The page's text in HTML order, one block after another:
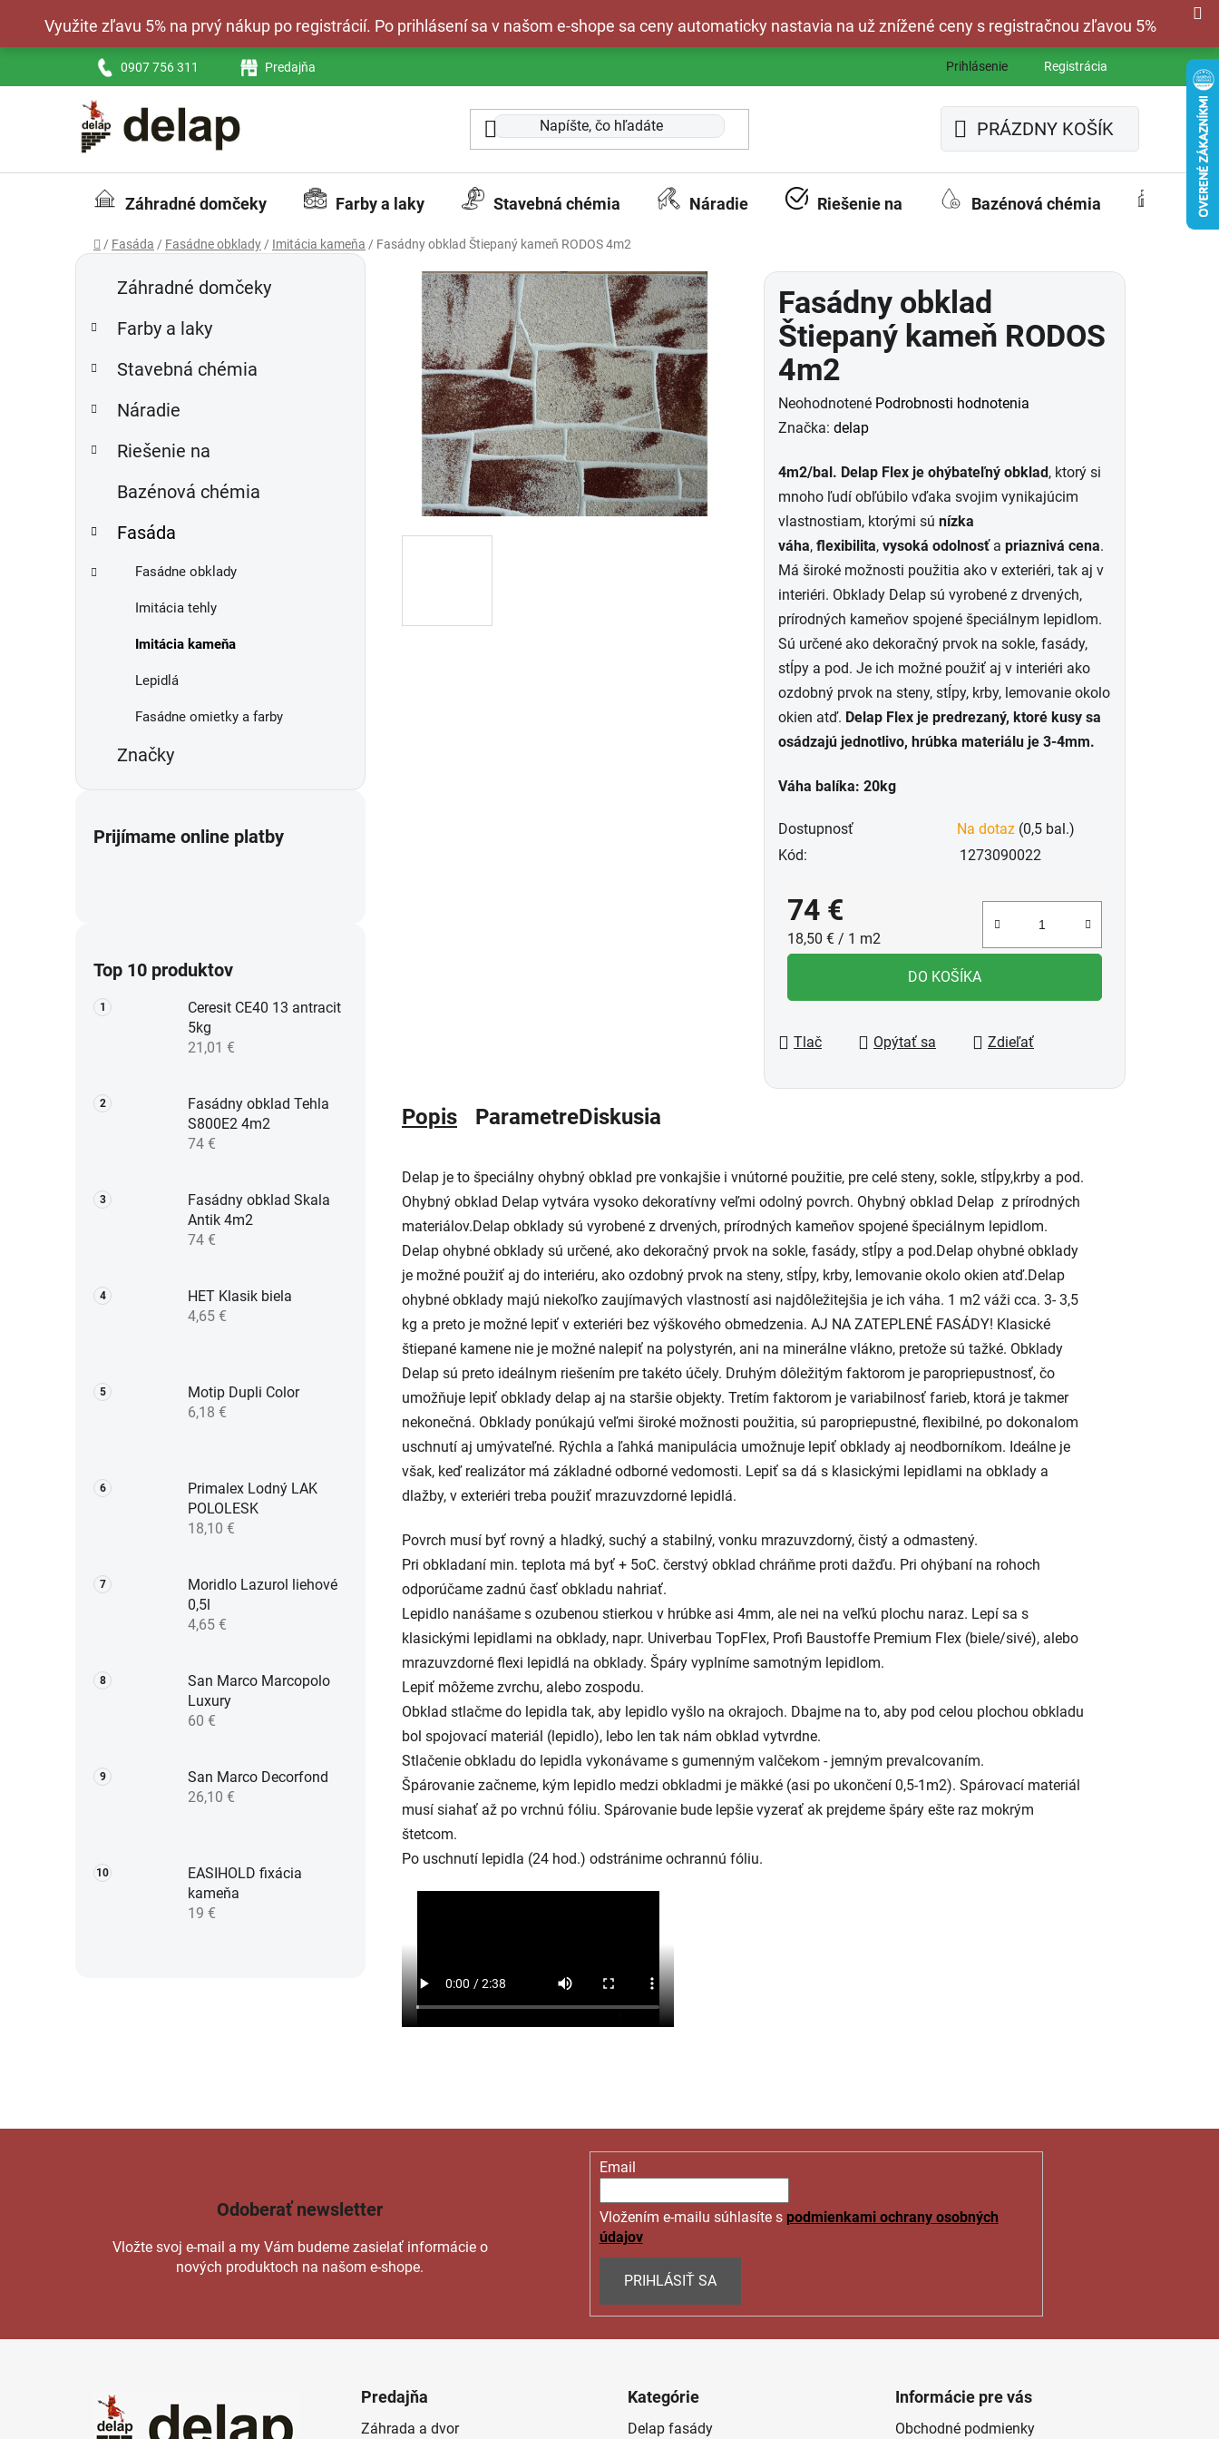
obsah
Využite zľavu 5% na prvý nákup po registrácií. Po prihlásení sa v našom e-shope sa ceny automaticky nastavia na už znížené ceny s registračnou zľavou 5%
0907 756 311 Predajňa Prihlásenie Registrácia
NÁKUPNÝ
KOŠÍK
PRÁZDNY KOŠÍK
Záhradné domčeky Farby a laky Stavebná chémia Náradie Riešenie na Bazénová chémia
Domov
/ Fasáda / Fasádne obklady/ Imitácia kameňa / Fasádny obklad Štiepaný kameň RODOS 4m2
B
Preskočiť
kategórie
K
Záhradné domčeky
Farby a laky
Stavebná chémia
Náradie
Riešenie na
Bazénová chémia
Fasáda
Fasádne obklady
Imitácia tehly
Imitácia kameňa
Lepidlá
Fasádne omietky a farby
Značky
Prijímame online platby
Top 10 produktov
Ceresit CE40 13 antracit
5kg
21,01 €
Fasádny obklad Tehla
S800E2 4m2
74 €
Fasádny obklad Skala
Antik 4m2
74 €
HET Klasik biela
4,65 €
Motip Dupli Color
6,18 €
Primalex Lodný LAK
POLOLESK
18,10 €
Moridlo Lazurol liehové
0,5l
4,65 €
San Marco Marcopolo
Luxury
60 €
San Marco Decorfond
26,10 €
EASIHOLD fixácia
kameňa
19 €
Fasádny obklad
Štiepaný kameň RODOS
4m2
Priemerné
hodnotenie
je
0,0
z
5
hviezdičiek.
Neohodnotené Podrobnosti hodnotenia
Značka: delap
4m2/bal. Delap Flex je ohýbateľný obklad , ktorý si
mnoho ľudí obľúbilo vďaka svojim vynikajúcim
vlastnostiam, ktorými sú nízka
váha, flexibilita, vysoká odolnosťa priaznivá cena.
Má široké možnosti použitia ako v exteriéri, tak aj v
interiéri. Obklady Delap sú vyrobené z drvených,
prírodných kameňov spojené špeciálnym lepidlom.
Sú určené ako dekoračný prvok na sokle, fasády,
stĺpy a pod. Je ich možné použiť aj v interiéri ako
ozdobný prvok na steny, stĺpy, krby, lemovanie okolo
okien atď. Delap Flex je predrezaný, ktoré kusy sa
osádzajú jednotlivo, hrúbka materiálu je 3-4mm.
Váha balíka: 20kg
Dostupnosť Na dotaz (0,5 bal.)
Kód:
1273090022
74 €
Jednotková cena:
18,50 € / 1 m2
DO KOŠÍKA
Tlač Opýtať sa Zdieľať
Popis ParametreDiskusia
Delap je to špeciálny ohybný obklad pre vonkajšie i vnútorné použitie, pre celé steny, sokle, stĺpy,krby a pod.
Ohybný obklad Delap vytvára vysoko dekoratívny veľmi odolný povrch. Ohybný obklad Delap z prírodných
materiálov.Delap obklady sú vyrobené z drvených, prírodných kameňov spojené špeciálnym lepidlom.
Delap ohybné obklady sú určené, ako dekoračný prvok na sokle, fasády, stĺpy a pod.Delap ohybné obklady
je možné použiť aj do interiéru, ako ozdobný prvok na steny, stĺpy, krby, lemovanie okolo okien atď.Delap
ohybné obklady majú niekoľko zaujímavých vlastností asi najdôležitejšia je ich váha. 1 m2 váži cca. 3- 3,5
kg a preto je možné lepiť v exteriéri bez výškového obmedzenia. AJ NA ZATEPLENÉ FASÁDY! Klasické
štiepané kamene nie je možné nalepiť na polystyrén, ani na minerálne vlákno, pretože sú tažké. Obklady
Delap sú preto ideálnym riešením pre takéto účely. Druhým dôležitým faktorom je paropriepustnosť, čo
umožňuje lepiť obklady delap aj na staršie objekty. Tretím faktorom je variabilnosť farieb, ktorá je takmer
nekonečná. Obklady ponúkajú veľmi široké možnosti použitia, sú paropriepustné, flexibilné, po dokonalom
uschnutí aj umývateľné. Rýchla a ľahká manipulácia umožnuje lepiť obklady aj neodborníkom. Ideálne je
však, keď realizátor má základné odborné vedomosti. Lepiť sa dá s klasickými lepidlami na obklady a
dlažby, v exteriéri treba použiť mrazuvzdorné lepidlá.
Povrch musí byť rovný a hladký, suchý a stabilný, vonku mrazuvzdorný, čistý a odmastený.
Pri obkladaní min. teplota má byť + 5oC. čerstvý obklad chráňme proti dažďu. Pri ohýbaní na rohoch
odporúčame zadnú časť obkladu nahriať.
Lepidlo nanášame s ozubenou stierkou v hrúbke asi 4mm, ale nei na veľkú plochu naraz. Lepí sa s
klasickými lepidlami na obklady, napr. Univerbau TopFlex, Profi Baustoffe Premium Flex (biele/sivé), alebo
mrazuvzdorné flexi lepidlá na obklady. Špáry vyplníme samotným lepidlom.
Lepiť môžeme zvrchu, alebo zospodu.
Obklad stlačme do lepidla tak, aby lepidlo vyšlo na okrajoch. Dbajme na to, aby pod celou plochou obkladu
bol spojovací materiál (lepidlo), lebo len tak nám obklad vytvrdne.
Stlačenie obkladu do lepidla vykonávame s gumenným valčekom - jemným prevalcovaním.
Špárovanie začneme, kým lepidlo medzi obkladmi je mäkké (asi po ukončení 0,5-1m2). Spárovací materiál
musí siahať až po vrchnú fóliu. Spárovanie bude lepšie vyzerať ak prejdeme špáry ešte raz mokrým
štetcom.
Po uschnutí lepidla (24 hod.) odstránime ochrannú fóliu.
Odoberať newsletter
Vložte svoj e-mail a my Vám budeme zasielať informácie o
nových produktoch na našom e-shope.
Email
Vložením e-mailu súhlasíte s podmienkami ochrany osobných
údajov
PRIHLÁSIŤ SA
Predajňa
Záhrada a dvor
Kategórie
Delap fasády
Informácie pre vás
Obchodné podmienky